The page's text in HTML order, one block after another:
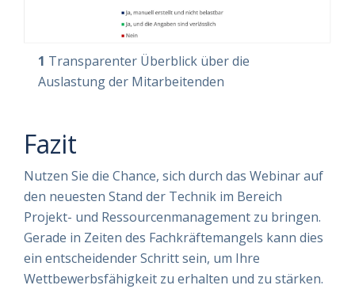
1 Transparenter Überblick über die
Auslastung der Mitarbeitenden
Fazit
Nutzen Sie die Chance, sich durch das Webinar auf
den neuesten Stand der Technik im Bereich
Projekt- und Ressourcenmanagement zu bringen.
Gerade in Zeiten des Fachkräftemangels kann dies
ein entscheidender Schritt sein, um Ihre
Wettbewerbsfähigkeit zu erhalten und zu stärken.